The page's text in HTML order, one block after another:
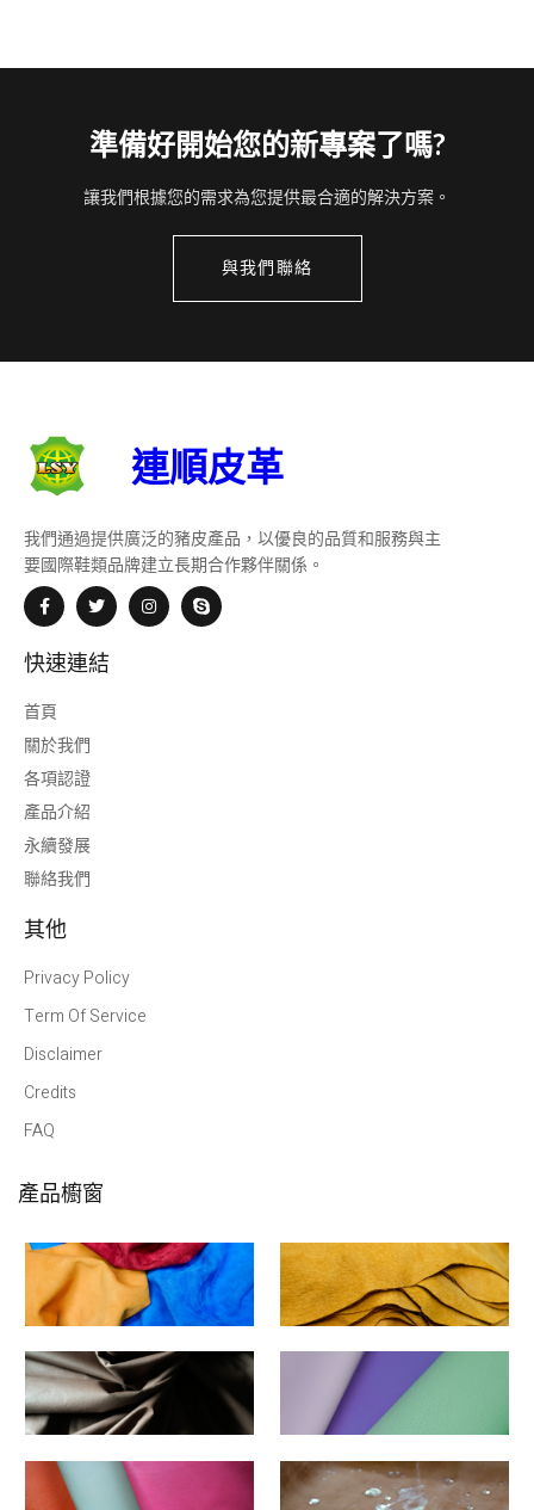
準備好開始您的新專案了嗎?
讓我們根據您的需求為您提供最合適的解決方案。
與我們聯絡
連順皮革
我們通過提供廣泛的豬皮產品，以優良的品質和服務與主
要國際鞋類品牌建立長期合作夥伴關係。
快速連結
首頁
關於我們
各項認證
產品介紹
永續發展
聯絡我們
其他
Privacy Policy
Term Of Service
Disclaimer
Credits
FAQ
產品櫥窗